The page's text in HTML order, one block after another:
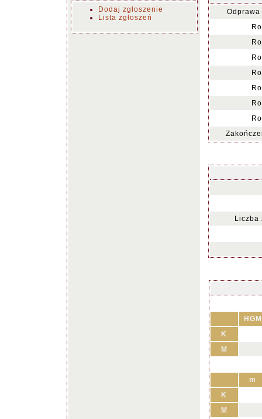
Dodaj zgłoszenie
Lista zgłoszeń
Liczba
HGM
K
M
m
K
M